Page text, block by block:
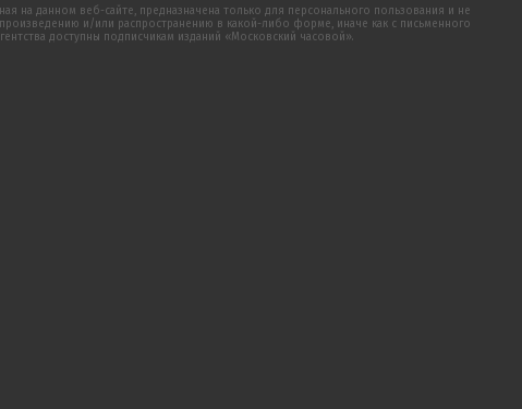
на данном веб-сайте, предназначена только для персонального пользования и не
и/или распространению в какой-либо форме, иначе как с письменного
доступны подписчикам изданий «Московский часовой».